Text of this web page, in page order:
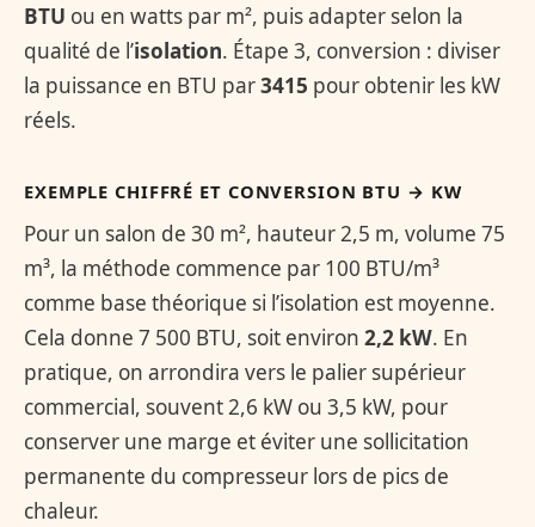
BTU ou en watts par m², puis adapter selon la
qualité de l’isolation. Étape 3, conversion : diviser
la puissance en BTU par3415 pour obtenir les kW
réels.
EXEMPLE CHIFFRÉ ET CONVERSION BTU → KW
Pour un salon de 30 m², hauteur 2,5 m, volume 75
m³, la méthode commence par 100 BTU/m³
comme base théorique si l’isolation est moyenne.
Cela donne 7 500 BTU, soit environ 2,2 kW. En
pratique, on arrondira vers le palier supérieur
commercial, souvent 2,6 kW ou 3,5 kW, pour
conserver une marge et éviter une sollicitation
permanente du compresseur lors de pics de
chaleur.